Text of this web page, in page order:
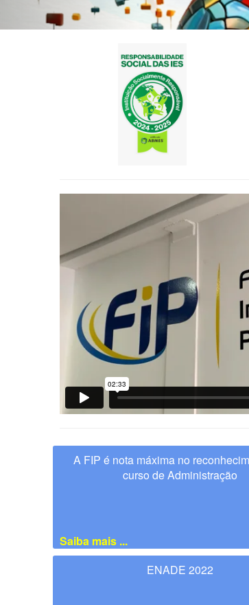
A FIP é nota máxima no
curso de Administração
Saiba mais ...
ENADE 2022